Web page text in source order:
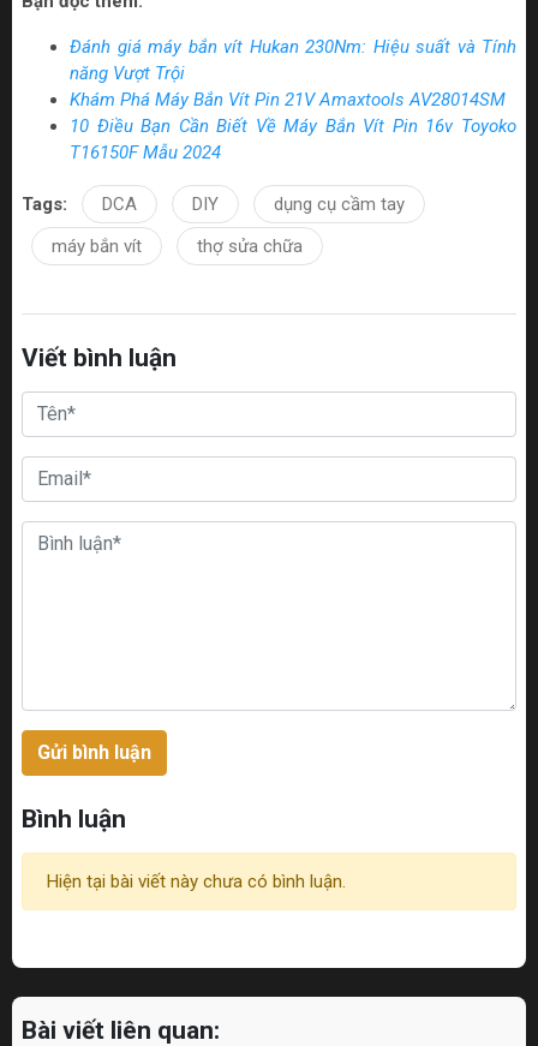
Đánh giá máy bắn vít Hukan 230Nm: Hiệu suất và Tính
năng Vượt Trội
Khám Phá Máy Bắn Vít Pin 21V Amaxtools AV28014SM
10 Điều Bạn Cần Biết Về Máy Bắn Vít Pin 16v Toyoko
T16150F Mẫu 2024
Tags: DCA DIY
dụng cụ cầm tay
máy bắn vít
thợ sửa chữa
Viết bình luận
Gửi bình luận
Bình luận
Hiện tại bài viết này chưa có bình luận.
Bài viết liên quan: